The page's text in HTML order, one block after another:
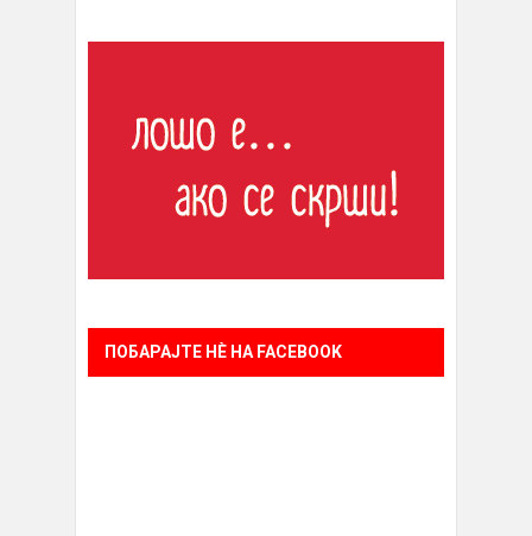
ПОБАРАЈТЕ НÈ НА FACEBOOK